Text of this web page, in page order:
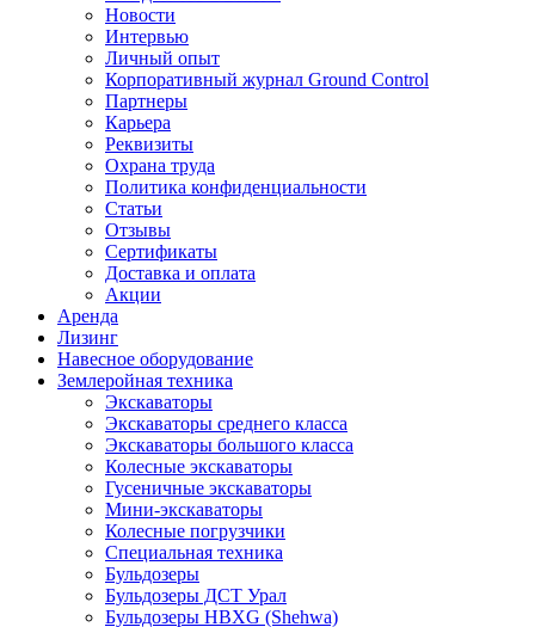
Новости
Интервью
Личный опыт
Корпоративный журнал Ground Control
Партнеры
Карьера
Реквизиты
Охрана труда
Политика конфиденциальности
Статьи
Отзывы
Сертификаты
Доставка и оплата
Акции
Аренда
Лизинг
Навесное оборудование
Землеройная техника
Экскаваторы
Экскаваторы среднего класса
Экскаваторы большого класса
Колесные экскаваторы
Гусеничные экскаваторы
Мини-экскаваторы
Колесные погрузчики
Специальная техника
Бульдозеры
Бульдозеры ДСТ Урал
Бульдозеры HBXG (Shehwa)